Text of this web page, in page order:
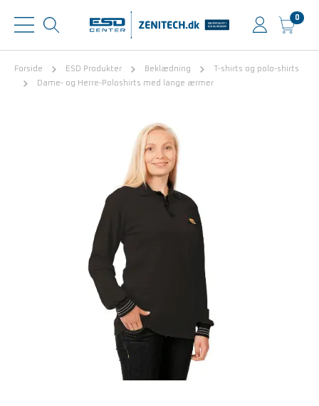
0
Forside ESD Produkter Beklædning
T-shirts og polo-shirts
Dame- og Herre-Poloshirts med lange ærmer